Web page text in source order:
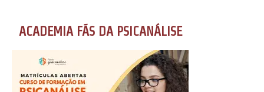
ACADEMIA FÃS DA PSICANÁLISE